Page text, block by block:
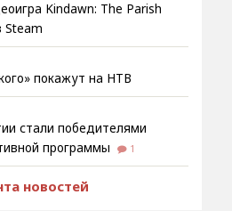
Kindawn: The Parish
Steam
покажут на НТВ
стали победителями
программы
1
новостей